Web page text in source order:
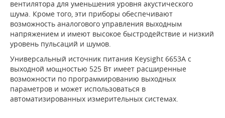
вентилятора для уменьшения уровня акустического
шума. Кроме того, эти приборы обеспечивают
возможность аналогового управления выходным
напряжением и имеют высокое быстродействие и низкий
уровень пульсаций и шумов.
Универсальный источник питания Keysight 6653A с
выходной мощностью 525 Вт имеет расширенные
возможности по программированию выходных
параметров и может использоваться в
автоматизированных измерительных системах.